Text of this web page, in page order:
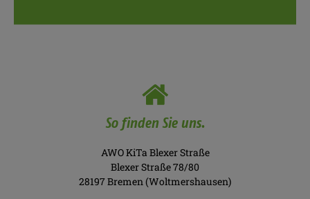
So finden Sie uns.
AWO KiTa Blexer Straße
Blexer Straße 78/80
28197 Bremen (Woltmershausen)